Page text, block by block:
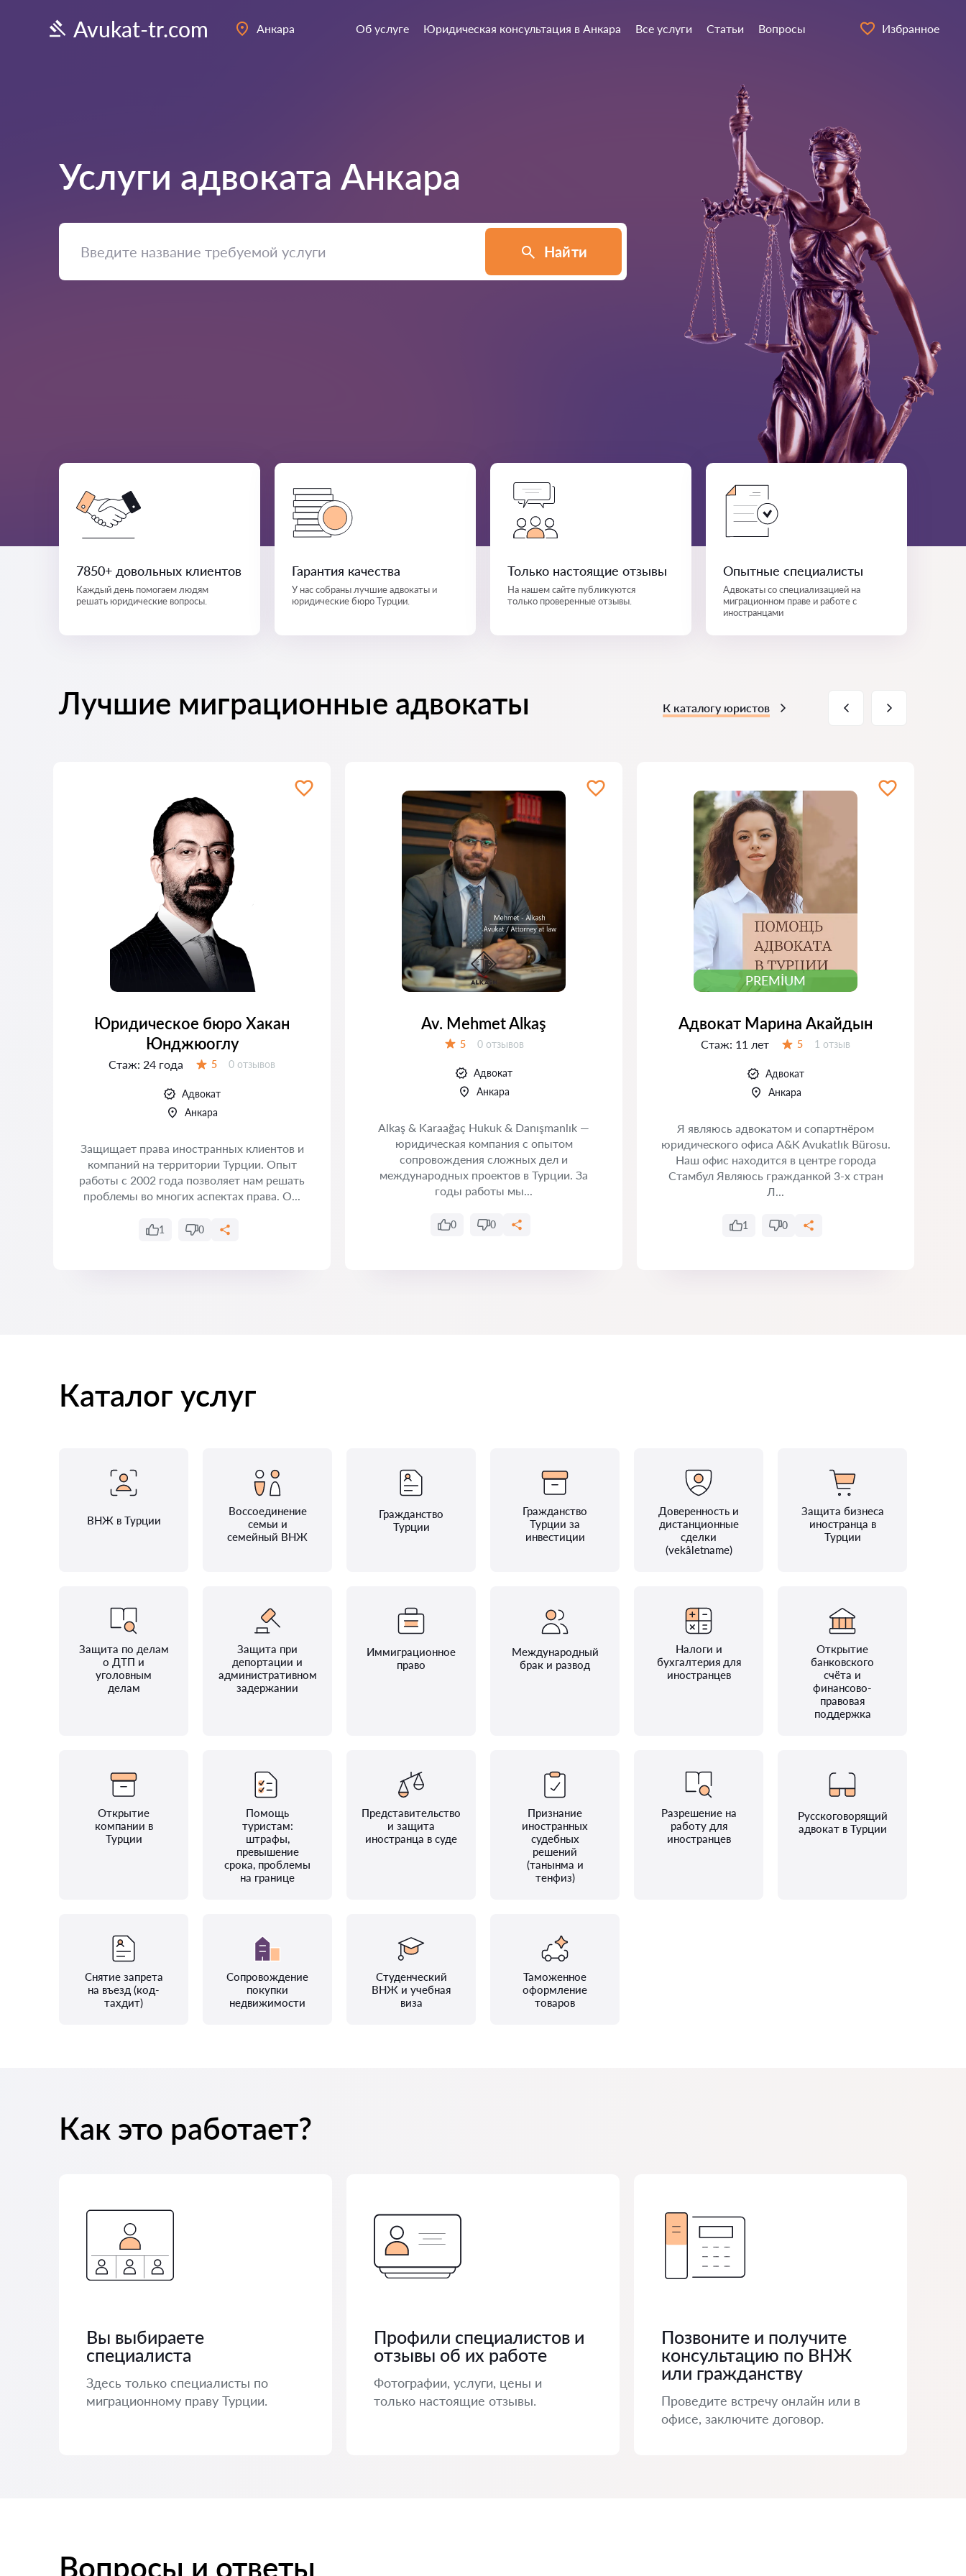
Avukat-tr.com Анкара Об услуге Юридическая консультация в Анкара Все услуги Статьи Вопросы Избранное
Услуги адвоката Анкара
Найти
7850+ довольных клиентов
Каждый день помогаем людям
решать юридические вопросы.
Гарантия качества
У нас собраны лучшие адвокаты и
юридические бюро Турции.
Только настоящие отзывы
На нашем сайте публикуются
только проверенные отзывы.
Опытные специалисты
Адвокаты со специализацией на
миграционном праве и работе с
иностранцами
Лучшие миграционные адвокаты К каталогу юристов
Юридическое бюро Хакан
Юнджюоглу
Стаж: 24 года 5 Отзывов:
0 отзывов
Адвокат
Анкара
Защищает права иностранных клиентов и
компаний на территории Турции. Опыт
работы с 2002 года позволяет нам решать
проблемы во многих аспектах права. О...
1 0
Av. Mehmet Alkaş
5 Отзывов:
0 отзывов
Адвокат
Анкара
Alkaş & Karaağaç Hukuk & Danışmanlık —
юридическая компания с опытом
сопровождения сложных дел и
международных проектов в Турции. За
годы работы мы...
0 0
PREMIUM
Адвокат Марина Акайдын
Стаж: 11 лет 5 Отзывов:
1 отзыв
Адвокат
Анкара
Я являюсь адвокатом и сопартнёром
юридического офиса A&K Avukatlık Bürosu.
Наш офис находится в центре города
Стамбул Являюсь гражданкой 3-х стран
Л...
1 0
Каталог услуг
ВНЖ в Турции
Воссоединение
семьи и
семейный ВНЖ
Гражданство
Турции
Гражданство
Турции за
инвестиции
Доверенность и
дистанционные
сделки
(vekâletname)
Защита бизнеса
иностранца в
Турции
Защита по делам
о ДТП и
уголовным
делам
Защита при
депортации и
административном
задержании
Иммиграционное
право
Международный
брак и развод
Налоги и
бухгалтерия для
иностранцев
Открытие
банковского
счёта и
финансово-
правовая
поддержка
Открытие
компании в
Турции
Помощь
туристам:
штрафы,
превышение
срока, проблемы
на границе
Представительство
и защита
иностранца в суде
Признание
иностранных
судебных
решений
(танынма и
тенфиз)
Разрешение на
работу для
иностранцев
Русскоговорящий
адвокат в Турции
Снятие запрета
на въезд (код-
тахдит)
Сопровождение
покупки
недвижимости
Студенческий
ВНЖ и учебная
виза
Таможенное
оформление
товаров
Как это работает?
Вы выбираете
специалиста
Здесь только специалисты по
миграционному праву Турции.
Профили специалистов и
отзывы об их работе
Фотографии, услуги, цены и
только настоящие отзывы.
Позвоните и получите
консультацию по ВНЖ
или гражданству
Проведите встречу онлайн или в
офисе, заключите договор.
Вопросы и ответы